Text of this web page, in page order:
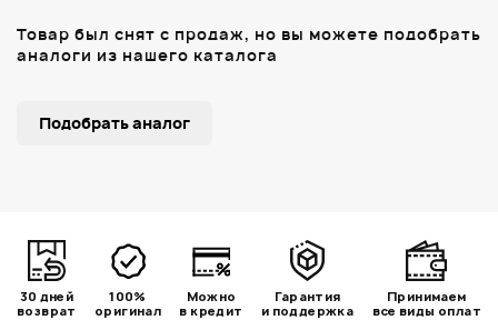
Товар был снят с продаж, но вы можете подобрать
аналоги из нашего каталога
Подобрать аналог
30 дней
возврат
100%
оригинал
Можно
в кредит
Гарантия
и поддержка
Принимаем
все виды оплат